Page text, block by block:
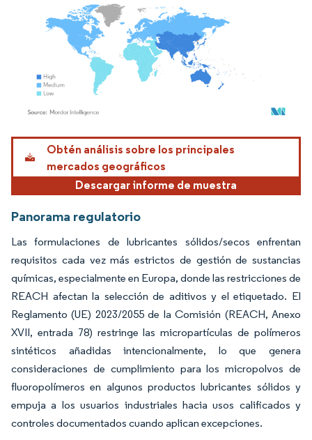
Imagen © Mordor Intelligence. El uso requiere atribución según CC BY 4.0.
Obtén análisis sobre los principales
mercados geográficos
Descargar informe de muestra
Panorama regulatorio
Las formulaciones de lubricantes sólidos/secos enfrentan
requisitos cada vez más estrictos de gestión de sustancias
químicas, especialmente en Europa, donde las restricciones de
REACH afectan la selección de aditivos y el etiquetado. El
Reglamento (UE) 2023/2055 de la Comisión (REACH, Anexo
XVII, entrada 78) restringe las micropartículas de polímeros
sintéticos añadidas intencionalmente, lo que genera
consideraciones de cumplimiento para los micropolvos de
fluoropolímeros en algunos productos lubricantes sólidos y
empuja a los usuarios industriales hacia usos calificados y
controles documentados cuando aplican excepciones.